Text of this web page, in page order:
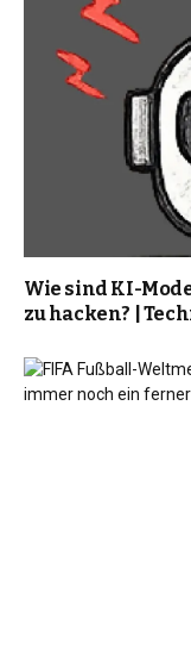
Wie sind KI-
zu hacken? |